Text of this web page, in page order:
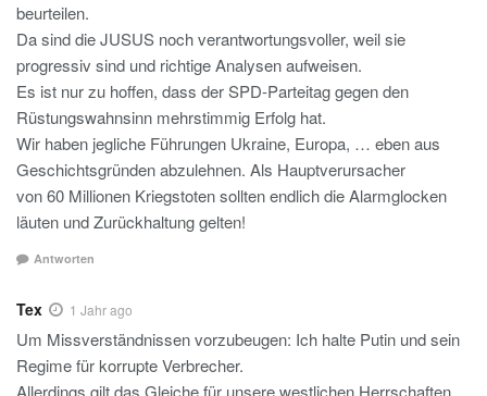
beurteilen.
Da sind die JUSUS noch verantwortungsvoller, weil sie
progressiv sind und richtige Analysen aufweisen.
Es ist nur zu hoffen, dass der SPD-Parteitag gegen den
Rüstungswahnsinn mehrstimmig Erfolg hat.
Wir haben jegliche Führungen Ukraine, Europa, … eben aus
Geschichtsgründen abzulehnen. Als Hauptverursacher
von 60 Millionen Kriegstoten sollten endlich die Alarmglocken
läuten und Zurückhaltung gelten!
Antworten
Tex 1 Jahr ago
Um Missverständnissen vorzubeugen: Ich halte Putin und sein
Regime für korrupte Verbrecher.
Allerdings gilt das Gleiche für unsere westlichen Herrschaften.